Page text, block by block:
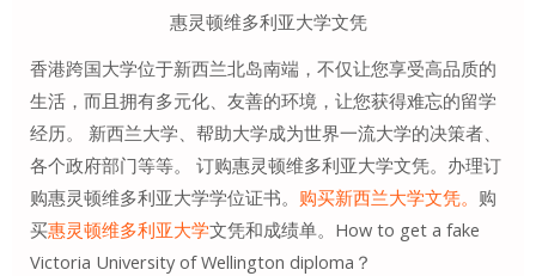
惠灵顿维多利亚大学文凭
香港跨国大学位于新西兰北岛南端，不仅让您享受高品质的
生活，而且拥有多元化、友善的环境，让您获得难忘的留学
经历。 新西兰大学、帮助大学成为世界一流大学的决策者、
各个政府部门等等。 订购惠灵顿维多利亚大学文凭。办理订
购惠灵顿维多利亚大学学位证书。 购买新西兰大学文凭。 购
买惠灵顿维多利亚大学文凭和成绩单。How to get a fake
Victoria University of Wellington diploma？